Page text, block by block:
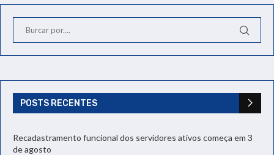
POSTS RECENTES
Recadastramento funcional dos servidores ativos começa em 3
de agosto